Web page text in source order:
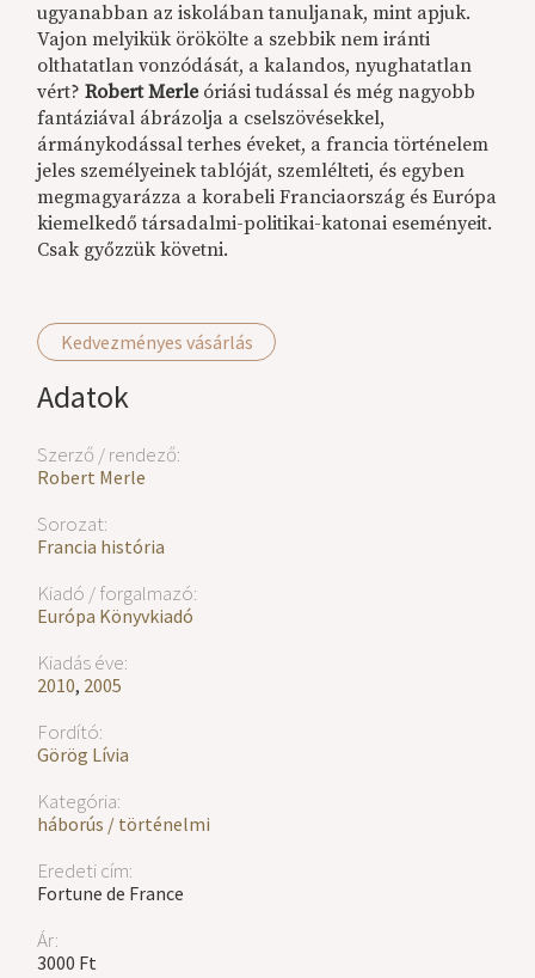
Kedvezményes vásárlás
Adatok
Szerző / rendező:
Robert Merle
Sorozat:
Francia história
Kiadó / forgalmazó:
Európa Könyvkiadó
Kiadás éve:
2010, 2005
Fordító:
Görög Lívia
Kategória:
háborús / történelmi
Eredeti cím:
Fortune de France
Ár:
3000 Ft
ugyanabban az iskolában tanuljanak, mint apjuk.
Vajon melyikük örökölte a szebbik nem iránti
olthatatlan vonzódását, a kalandos, nyughatatlan
vért?Robert Merleóriási tudással és még nagyobb
fantáziával ábrázolja a cselszövésekkel,
ármánykodással terhes éveket, a francia történelem
jeles személyeinek tablóját, szemlélteti, és egyben
megmagyarázza a korabeli Franciaország és Európa
kiemelkedő társadalmi-politikai-katonai eseményeit.
Csak győzzük követni.